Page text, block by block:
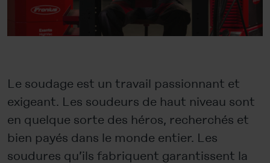
Le soudage est un travail passionnant et
exigeant. Les soudeurs de haut niveau sont
en quelque sorte des héros, recherchés et
bien payés dans le monde entier. Les
soudures qu’ils fabriquent garantissent la